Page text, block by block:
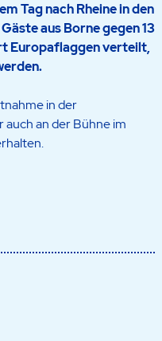
Tag nach Rheine in den
aus Borne gegen 13
Europaflaggen verteilt,
in der
auch an der Bühne im